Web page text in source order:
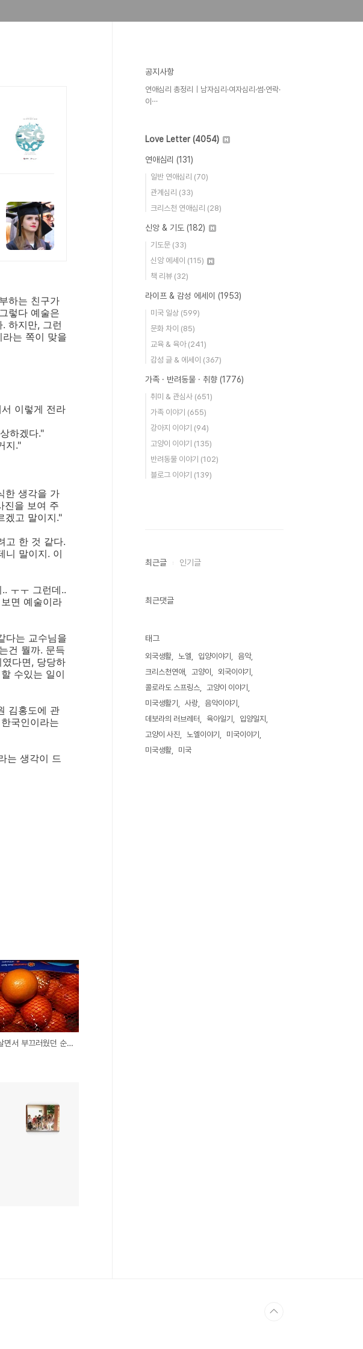
하는 친구가
렇다 예술은
하지만, 그런
는 쪽이 맞을
이렇게 전라
하겠다."
지."
한 생각을 가
진을 보여 주
겠고 말이지."
고 한 것 같다.
니 말이지. 이
ㅜㅜ 그런데..
면 예술이라
다는 교수님을
건 뭘까. 문득
다면, 당당하
수있는 일이
김홍도에 관
국인이라는
는 생각이 드
외국에 살면서 부끄러웠던 순간
공지사항
연애심리 총정리｜남자심리·여자심리·썸·연락·
이⋯
Love Letter (4054)
연애심리 (131)
일반 연애심리 (70)
관계심리 (33)
크리스천 연애심리 (28)
신앙 & 기도 (182)
기도문 (33)
신앙 에세이 (115)
책 리뷰 (32)
라이프 & 감성 에세이 (1953)
미국 일상 (599)
문화 차이 (85)
교육 & 육아 (241)
감성 글 & 에세이 (367)
가족 · 반려동물 · 취향 (1776)
취미 & 관심사 (651)
가족 이야기 (655)
강아지 이야기 (94)
고양이 이야기 (135)
반려동물 이야기 (102)
블로그 이야기 (139)
최근글 인기글
최근댓글
태그
외국생활 노엘 입양이야기
음악
크리스천연애
고양이
외국이야기
콜로라도 스프링스
고양이 이야기
미국생활기
사랑
음악이야기
데보라의 러브레터
육아일기
입양일지
고양이 사진
노엘이야기
미국이야기
미국생활
미국